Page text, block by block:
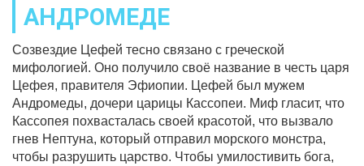
АНДРОМЕДЕ
Созвездие Цефей тесно связано с греческой
мифологией. Оно получило своё название в честь царя
Цефея, правителя Эфиопии. Цефей был мужем
Андромеды, дочери царицы Кассопеи. Миф гласит, что
Кассопея похвасталась своей красотой, что вызвало
гнев Нептуна, который отправил морского монстра,
чтобы разрушить царство. Чтобы умилостивить бога,